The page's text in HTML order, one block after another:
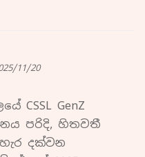
11/20
CSSL GenZ
පරිදි, හිතවතී
දක්වන